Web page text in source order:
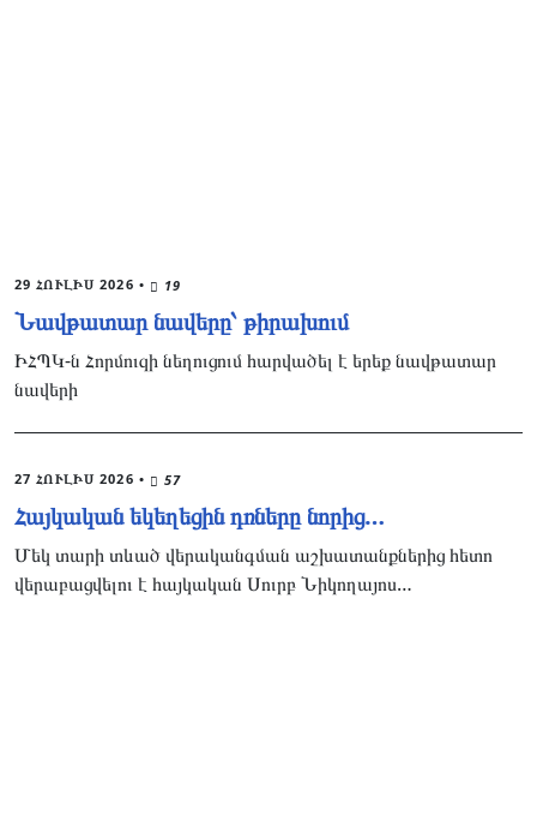
29 ՀՈՒԼԻՍ 2026 • 19
Նավթատար նավերը՝ թիրախում
ԻՀՊԿ-ն Հորմուզի նեղուցում հարվածել է երեք նավթատար
նավերի
27 ՀՈՒԼԻՍ 2026 • 57
Հայկական եկեղեցին դռները նորից…
Մեկ տարի տևած վերականգման աշխատանքներից հետո
վերաբացվելու է հայկական Սուրբ Նիկողայոս…